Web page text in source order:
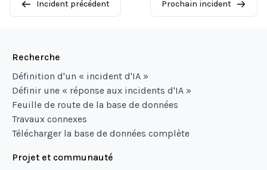
Incident précédent Prochain incident
Recherche
Définition d'un « incident d'IA »
Définir une « réponse aux incidents d'IA »
Feuille de route de la base de données
Travaux connexes
Télécharger la base de données complète
Projet et communauté